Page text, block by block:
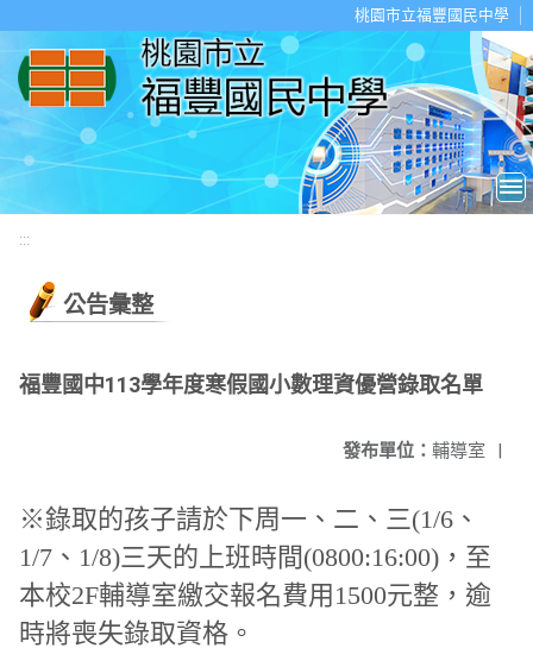
桃園市立福豐國民中學
:::
公告彙整
福豐國中113學年度寒假國小數理資優營錄取名單
發布單位： 輔導室 |
※錄取的孩子請於下周一、二、三(1/6、
1/7、1/8)三天的上班時間(0800:16:00)，至
本校2F輔導室繳交報名費用1500元整，逾
時將喪失錄取資格。